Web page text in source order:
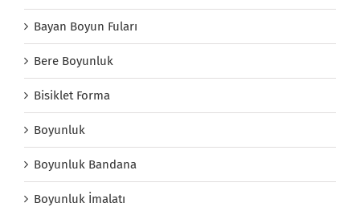
Bayan Boyun Fuları
Bere Boyunluk
Bisiklet Forma
Boyunluk
Boyunluk Bandana
Boyunluk İmalatı